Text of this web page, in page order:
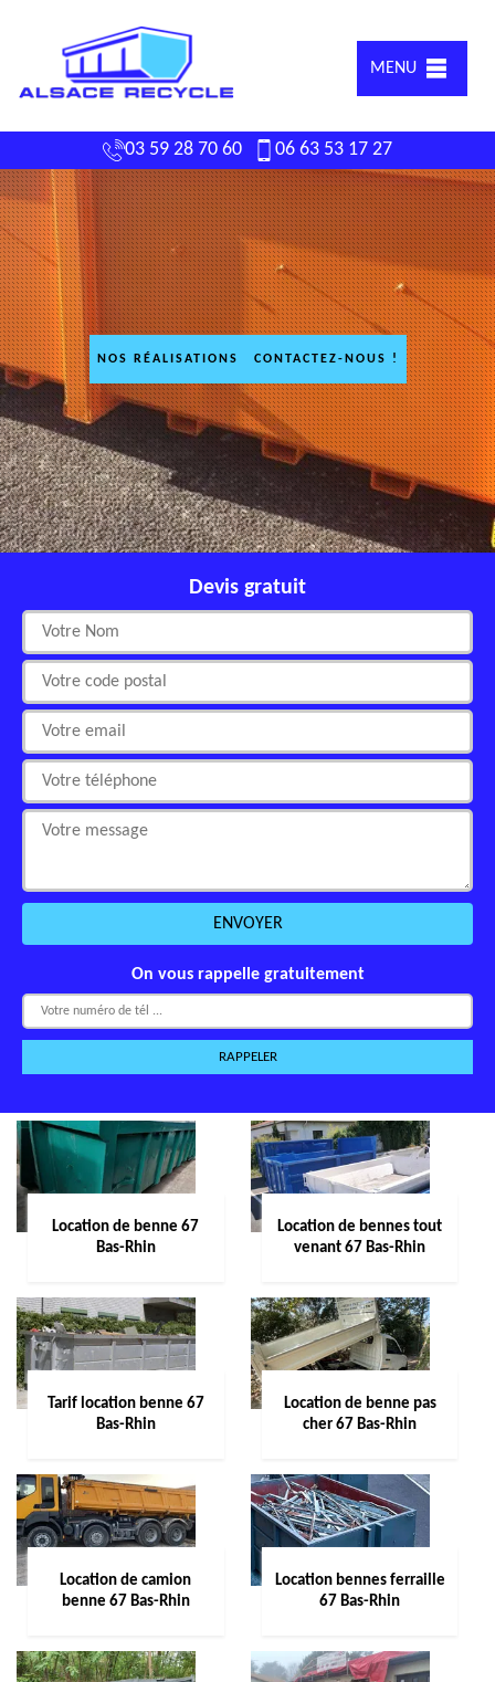
MENU
03 59 28 70 60 06 63 53 17 27
NOS RÉALISATIONS CONTACTEZ-NOUS !
Devis gratuit
On vous rappelle gratuitement
Location de benne 67
Bas-Rhin
Location de bennes tout
venant 67 Bas-Rhin
Tarif location benne 67
Bas-Rhin
Location de benne pas
cher 67 Bas-Rhin
Location de camion
benne 67 Bas-Rhin
Location bennes ferraille
67 Bas-Rhin